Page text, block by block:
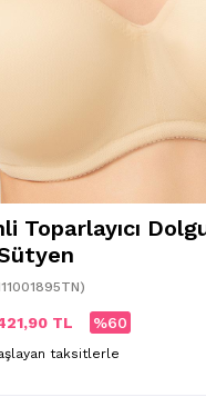
Toparlayıcı
TL 60
taksitlerle